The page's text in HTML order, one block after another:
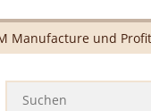
Manufacture und